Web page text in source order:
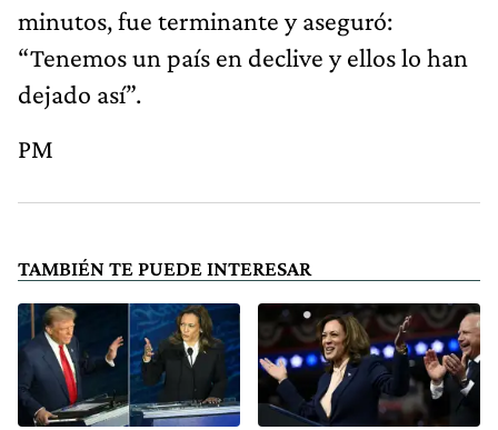
minutos, fue terminante y aseguró:
“Tenemos un país en declive y ellos lo han
dejado así”.
PM
TAMBIÉN TE PUEDE INTERESAR